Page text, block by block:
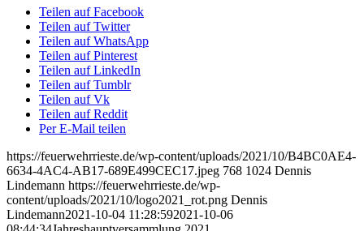
Teilen auf Facebook
Teilen auf Twitter
Teilen auf WhatsApp
Teilen auf Pinterest
Teilen auf LinkedIn
Teilen auf Tumblr
Teilen auf Vk
Teilen auf Reddit
Per E-Mail teilen
https://feuerwehrrieste.de/wp-content/uploads/2021/10/B4BC0AE4-
6634-4AC4-AB17-689E499CEC17.jpeg 768 1024 Dennis
Lindemann https://feuerwehrrieste.de/wp-
content/uploads/2021/10/logo2021_rot.png Dennis
Lindemann2021-10-04 11:28:592021-10-06